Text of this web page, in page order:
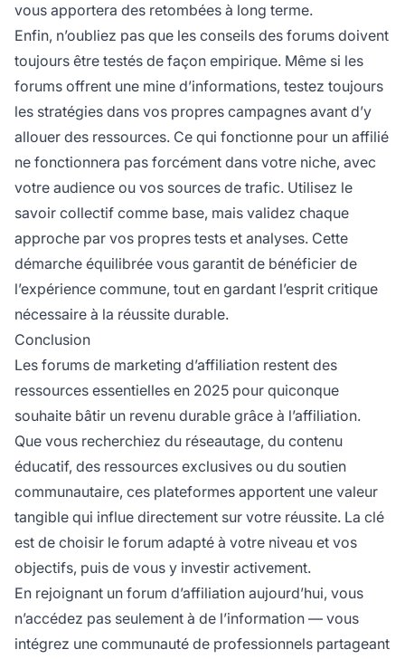
vous apportera des retombées à long terme.
Enfin, n’oubliez pas que les conseils des forums doivent
toujours être testés de façon empirique. Même si les
forums offrent une mine d’informations, testez toujours
les stratégies dans vos propres campagnes avant d’y
allouer des ressources. Ce qui fonctionne pour un affilié
ne fonctionnera pas forcément dans votre niche, avec
votre audience ou vos sources de trafic. Utilisez le
savoir collectif comme base, mais validez chaque
approche par vos propres tests et analyses. Cette
démarche équilibrée vous garantit de bénéficier de
l’expérience commune, tout en gardant l’esprit critique
nécessaire à la réussite durable.
Conclusion
Les forums de marketing d’affiliation restent des
ressources essentielles en 2025 pour quiconque
souhaite bâtir un revenu durable grâce à l’affiliation.
Que vous recherchiez du réseautage, du contenu
éducatif, des ressources exclusives ou du soutien
communautaire, ces plateformes apportent une valeur
tangible qui influe directement sur votre réussite. La clé
est de choisir le forum adapté à votre niveau et vos
objectifs, puis de vous y investir activement.
En rejoignant un forum d’affiliation aujourd’hui, vous
n’accédez pas seulement à de l’information — vous
intégrez une communauté de professionnels partageant